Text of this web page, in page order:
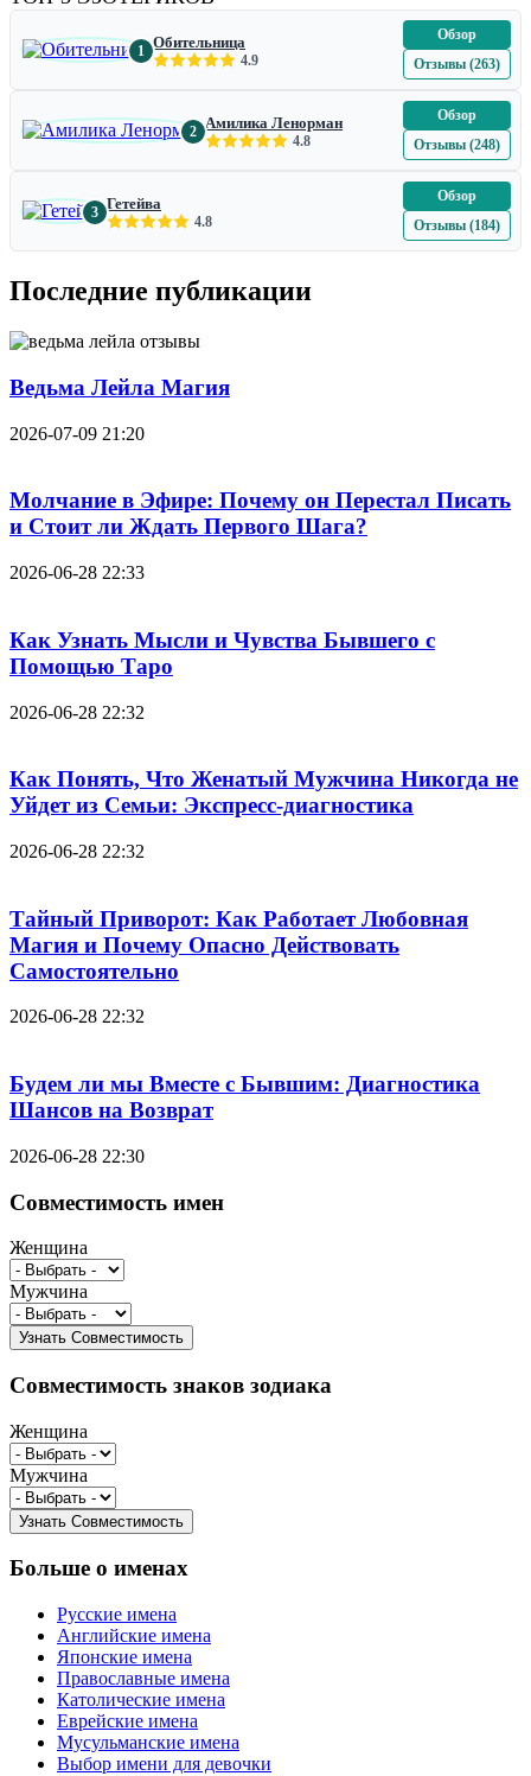
1 Обительница
4.9
Обзор
Отзывы (263)
2 Амилика Ленорман
4.8
Обзор
Отзывы (248)
3 Гетейва
4.8
Обзор
Отзывы (184)
Последние публикации
Ведьма Лейла Магия
2026-07-09 21:20
Молчание в Эфире: Почему он Перестал Писать
и Стоит ли Ждать Первого Шага?
2026-06-28 22:33
Как Узнать Мысли и Чувства Бывшего с
Помощью Таро
2026-06-28 22:32
Как Понять, Что Женатый Мужчина Никогда не
Уйдет из Семьи: Экспресс-диагностика
2026-06-28 22:32
Тайный Приворот: Как Работает Любовная
Магия и Почему Опасно Действовать
Самостоятельно
2026-06-28 22:32
Будем ли мы Вместе с Бывшим: Диагностика
Шансов на Возврат
2026-06-28 22:30
Совместимость имен
Женщина
Мужчина
Совместимость знаков зодиака
Женщина
Мужчина
Больше о именах
Русские имена
Английские имена
Японские имена
Православные имена
Католические имена
Еврейские имена
Мусульманские имена
Выбор имени для девочки